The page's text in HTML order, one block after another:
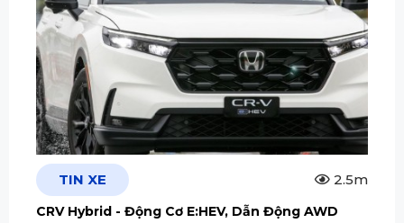
TIN XE 2.5m
CRV Hybrid - Động Cơ E:HEV, Dẫn Động AWD